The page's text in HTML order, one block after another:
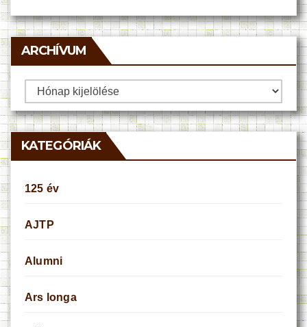
ARCHÍVUM
Archívum
KATEGÓRIÁK
125 év
AJTP
Alumni
Ars longa